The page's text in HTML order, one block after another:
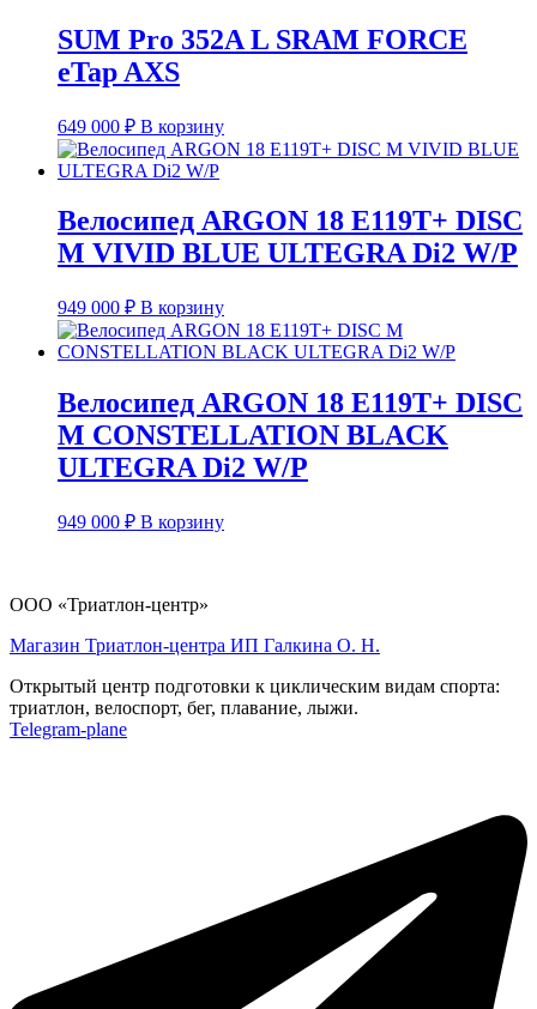
SUM Pro 352A L SRAM FORCE
eTap AXS
649 000 ₽ В корзину
Велосипед ARGON 18 E119T+ DISC
M VIVID BLUE ULTEGRA Di2 W/P
949 000 ₽ В корзину
Велосипед ARGON 18 E119T+ DISC
M CONSTELLATION BLACK
ULTEGRA Di2 W/P
949 000 ₽ В корзину
ООО «Триатлон-центр»
Магазин Триатлон-центра ИП Галкина О. Н.
Открытый центр подготовки к циклическим видам спорта:
триатлон, велоспорт, бег, плавание, лыжи.
Telegram-plane